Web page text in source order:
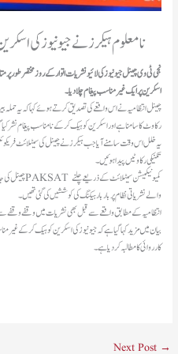
نامعلوم ہیکرز نے جیو نیوز کی
نجی ٹی وی چینل جیو نیوز کی لائیو نشریات اتوار کے روز مختصر
اسکرین پر ایک غیر مناسب پیغام چلا دیا۔
چینل انتظامیہ نے اس واقعے کی تصدیق کرتے ہوئے کہا کہ یہ
رکاوٹ کا سامنا ہے اور اسکرین کو ہیک کرکے نامناسب پیغام نشر
یہ خلل اس وقت سامنے آیا جب ہیکرز نے چینل کی سیٹلائٹ
تکنیکی رکاوٹیں پیدا ہوئیں۔
والے نشریاتی نظام پر بار بار ہیکنگ کی کوششیں کی گئی تھیں۔
انتظامیہ کے مطابق واقعے سے قبل بھی نشریات میں وقفے وقفے سے
بیان میں مزید کہا گیا ہے کہ جیو نیوز کی اسکرین کو ہیک کر کے
کارروائی کا مطالبہ کر دیا ہے۔
Next Post →